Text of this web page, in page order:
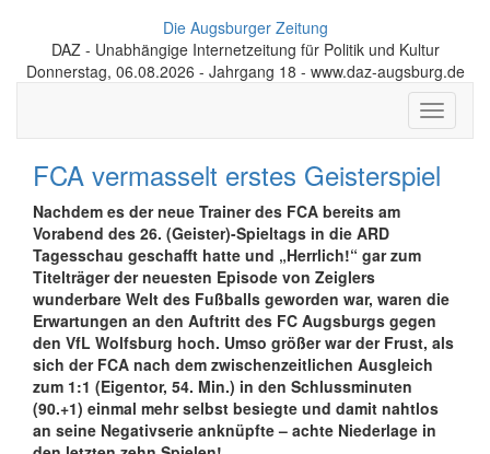
Die Augsburger Zeitung
DAZ - Unabhängige Internetzeitung für Politik und Kultur
Donnerstag, 06.08.2026 - Jahrgang 18 - www.daz-augsburg.de
Toggle
FCA vermasselt erstes Geisterspiel
Nachdem es der neue Trainer des FCA bereits am
Vorabend des 26. (Geister)-Spieltags in die ARD
Tagesschau geschafft hatte und „Herrlich!“ gar zum
Titelträger der neuesten Episode von Zeiglers
wunderbare Welt des Fußballs geworden war, waren die
Erwartungen an den Auftritt des FC Augsburgs gegen
den VfL Wolfsburg hoch. Umso größer war der Frust, als
sich der FCA nach dem zwischenzeitlichen Ausgleich
zum 1:1 (Eigentor, 54. Min.) in den Schlussminuten
(90.+1) einmal mehr selbst besiegte und damit nahtlos
an seine Negativserie anknüpfte – achte Niederlage in